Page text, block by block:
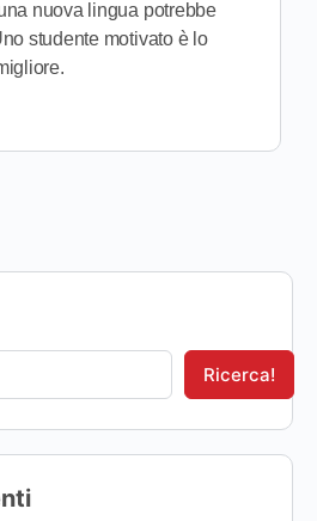
nuova lingua potrebbe
studente motivato è lo
Ricerca!